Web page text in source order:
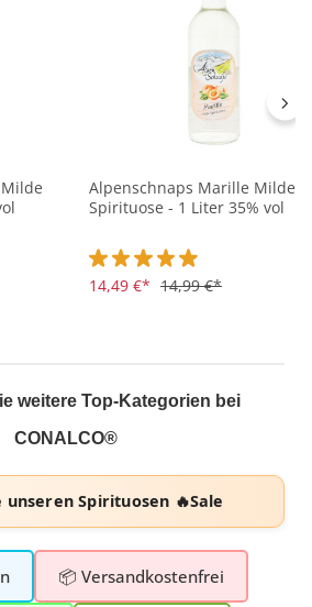
von 5 von 5 Sternen
Alpenschnaps Marille Milde
Spirituose - 1 Liter 35% vol
Durchschnittliche
14,49 €* 14,99 €*
weitere Top-Kategorien bei
CONALCO®
unserenSpirituosen 🔥Sale
📦 Versandkostenfrei